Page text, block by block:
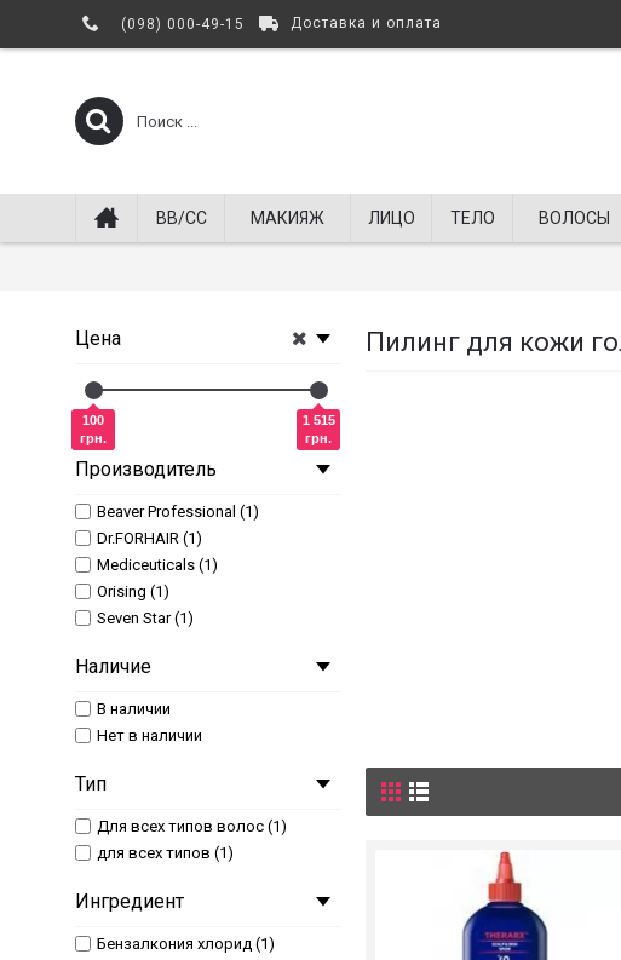
(098) 000-49-15 Доставка и оплата
BB/СС МАКИЯЖ ЛИЦО ТЕЛО ВОЛОСЫ
Цена
100
грн.
1 515
грн.
Производитель
Beaver Professional (1)
Dr.FORHAIR (1)
Mediceuticals (1)
Orising (1)
Seven Star (1)
Наличие
В наличии
Нет в наличии
Тип
Для всех типов волос (1)
для всех типов (1)
Ингредиент
Бензалкония хлорид (1)
Пилинг для кожи